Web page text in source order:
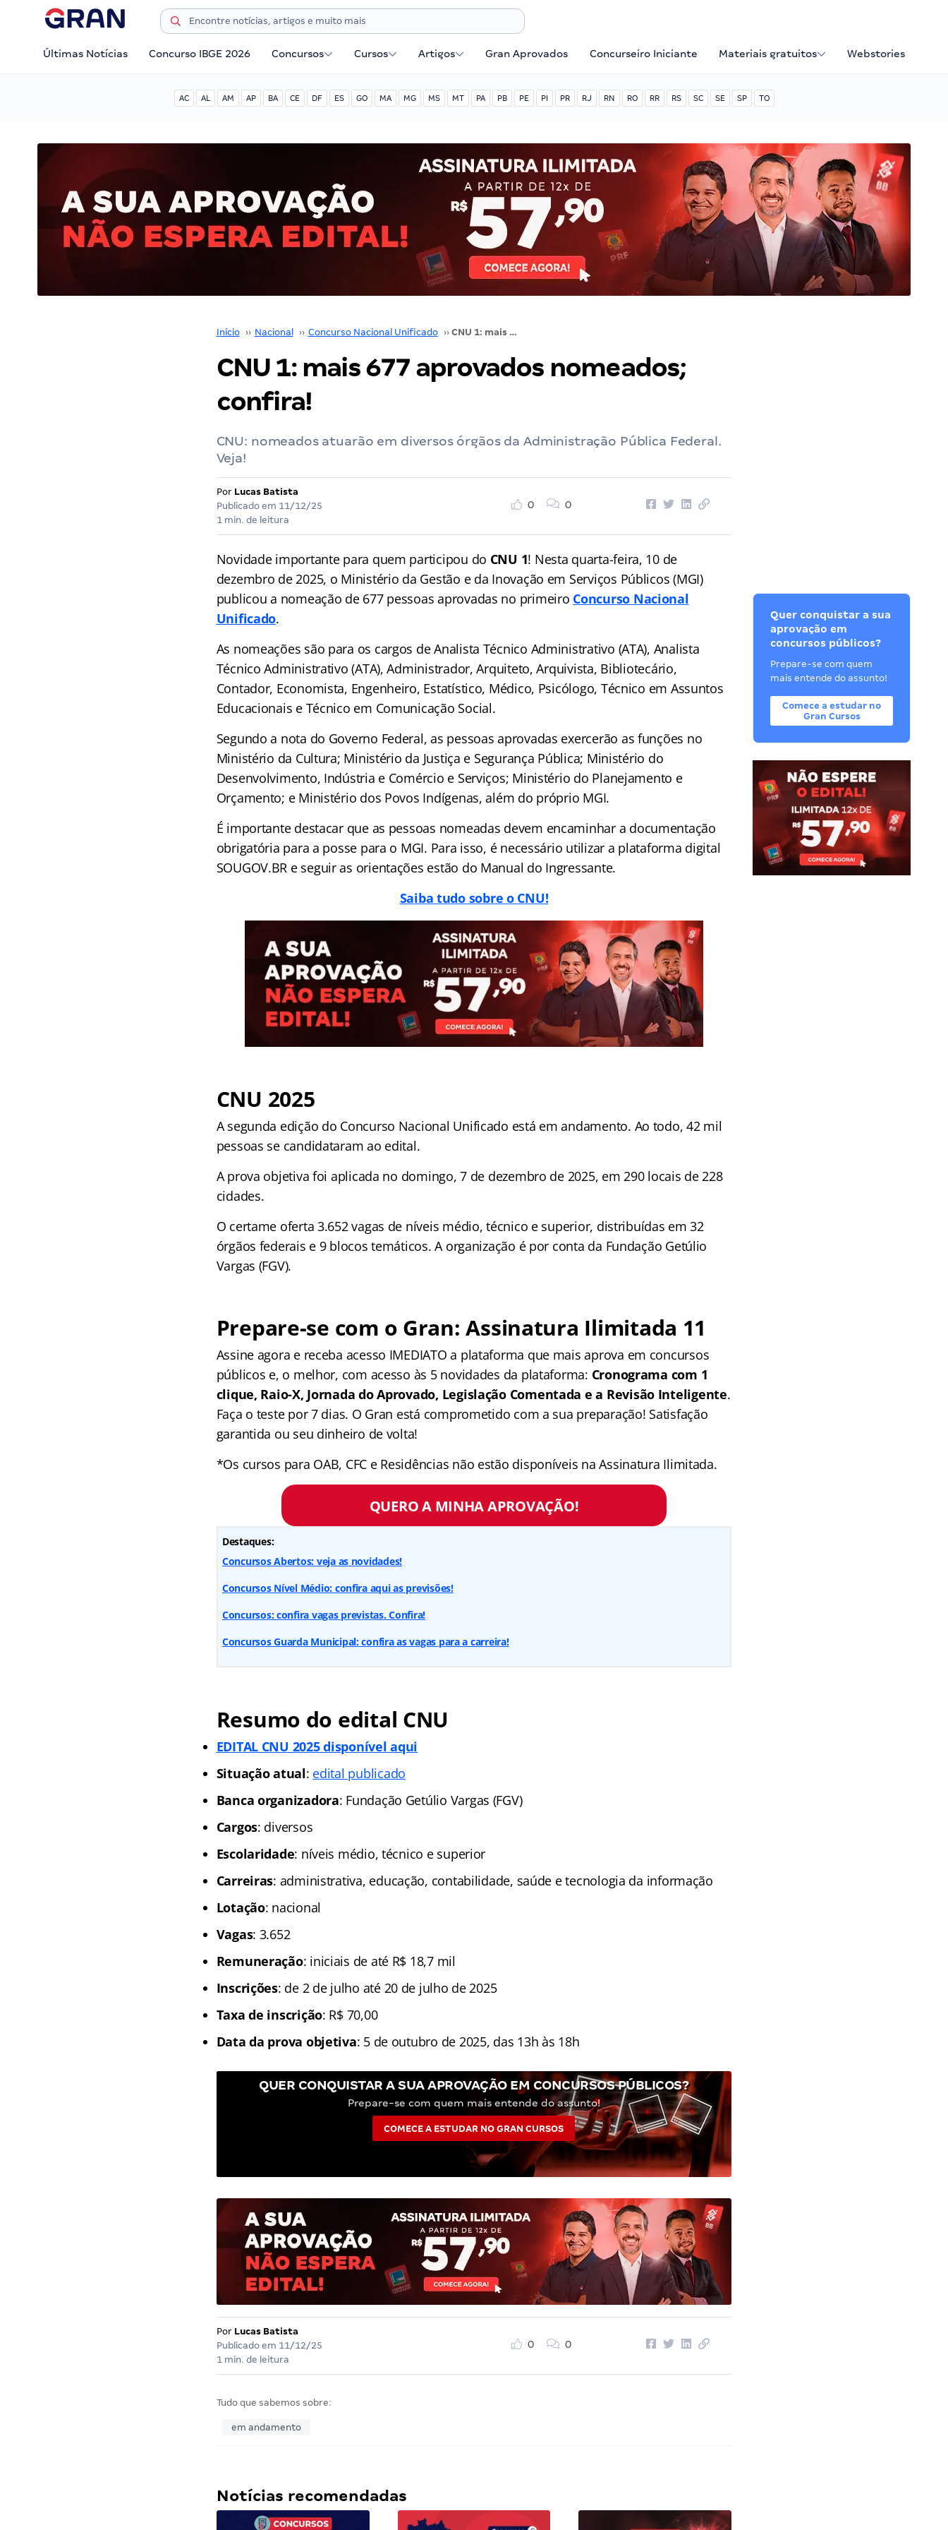
Últimas Notícias Concurso IBGE 2026 Concursos Cursos Artigos Gran Aprovados Concurseiro Iniciante Materiais gratuitos Webstories
AC AL AM AP BA CE DF ES GO MA MG MS MT PA PB PE PI PR RJ RN RO RR RS SC SE SP TO
Início ›› Nacional ›› Concurso Nacional Unificado ›› CNU 1: mais 677 aprovados nomeados; confira!
CNU 1: mais 677 aprovados nomeados;
confira!
CNU: nomeados atuarão em diversos órgãos da Administração Pública Federal.
Veja!
Por Lucas Batista
Publicado em 11/12/25
1 min. de leitura
0 0
Novidade importante para quem participou do CNU 1! Nesta quarta-feira, 10 de
dezembro de 2025, o Ministério da Gestão e da Inovação em Serviços Públicos (MGI)
publicou a nomeação de 677 pessoas aprovadas no primeiro Concurso Nacional
Unificado.
As nomeações são para os cargos de Analista Técnico Administrativo (ATA), Analista
Técnico Administrativo (ATA), Administrador, Arquiteto, Arquivista, Bibliotecário,
Contador, Economista, Engenheiro, Estatístico, Médico, Psicólogo, Técnico em Assuntos
Educacionais e Técnico em Comunicação Social.
Segundo a nota do Governo Federal, as pessoas aprovadas exercerão as funções no
Ministério da Cultura; Ministério da Justiça e Segurança Pública; Ministério do
Desenvolvimento, Indústria e Comércio e Serviços; Ministério do Planejamento e
Orçamento; e Ministério dos Povos Indígenas, além do próprio MGI.
É importante destacar que as pessoas nomeadas devem encaminhar a documentação
obrigatória para a posse para o MGI. Para isso, é necessário utilizar a plataforma digital
SOUGOV.BR e seguir as orientações estão do Manual do Ingressante.
Saiba tudo sobre o CNU!
CNU 2025
A segunda edição do Concurso Nacional Unificado está em andamento. Ao todo, 42 mil
pessoas se candidataram ao edital.
A prova objetiva foi aplicada no domingo, 7 de dezembro de 2025, em 290 locais de 228
cidades.
O certame oferta 3.652 vagas de níveis médio, técnico e superior, distribuídas em 32
órgãos federais e 9 blocos temáticos. A organização é por conta da Fundação Getúlio
Vargas (FGV).
Prepare-se com o Gran: Assinatura Ilimitada 11
Assine agora e receba acesso IMEDIATO a plataforma que mais aprova em concursos
públicos e, o melhor, com acesso às 5 novidades da plataforma: Cronograma com 1
clique, Raio-X, Jornada do Aprovado, Legislação Comentada e a Revisão Inteligente.
Faça o teste por 7 dias. O Gran está comprometido com a sua preparação! Satisfação
garantida ou seu dinheiro de volta!
*Os cursos para OAB, CFC e Residências não estão disponíveis na Assinatura Ilimitada.
QUERO A MINHA APROVAÇÃO!
Destaques:
Concursos Abertos: veja as novidades!
Concursos Nível Médio: confira aqui as previsões!
Concursos: confira vagas previstas. Confira!
Concursos Guarda Municipal: confira as vagas para a carreira!
Resumo do edital CNU
EDITAL CNU 2025 disponível aqui
Situação atual: edital publicado
Banca organizadora: Fundação Getúlio Vargas (FGV)
Cargos: diversos
Escolaridade: níveis médio, técnico e superior
Carreiras: administrativa, educação, contabilidade, saúde e tecnologia da informação
Lotação: nacional
Vagas: 3.652
Remuneração: iniciais de até R$ 18,7 mil
Inscrições: de 2 de julho até 20 de julho de 2025
Taxa de inscrição: R$ 70,00
Data da prova objetiva: 5 de outubro de 2025, das 13h às 18h
QUER CONQUISTAR A SUA APROVAÇÃO EM CONCURSOS PÚBLICOS?
Prepare-se com quem mais entende do assunto!
COMECE A ESTUDAR NO GRAN CURSOS
Por Lucas Batista
Publicado em 11/12/25
1 min. de leitura
0 0
Tudo que sabemos sobre:
em andamento
Notícias recomendadas
Quer conquistar a sua
aprovação em
concursos públicos?
Prepare-se com quem
mais entende do assunto!
Comece a estudar no
Gran Cursos